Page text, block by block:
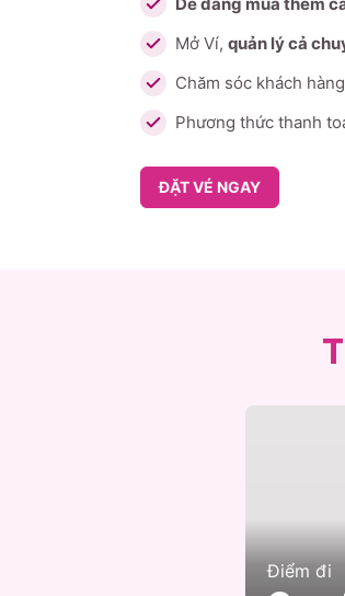
Mở Ví, quản lý cả
Chăm sóc khách
Phương thức thanh
ĐẶT VÉ NGAY
Điểm đi